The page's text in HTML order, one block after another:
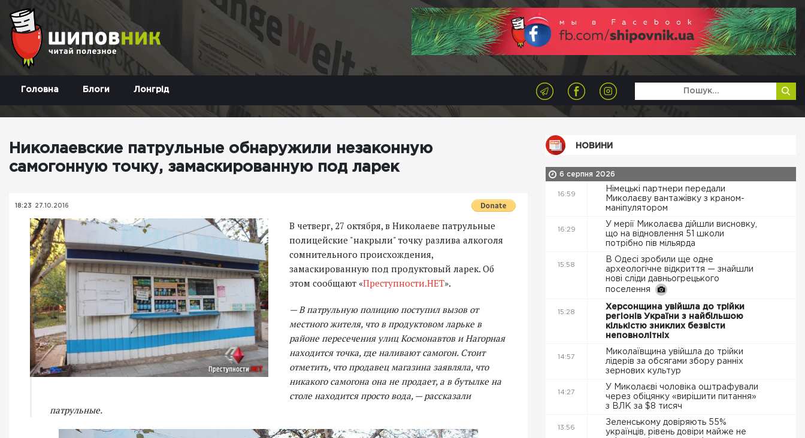
Головна Блоги Лонгрід
Николаевские патрульные обнаружили незаконную
самогонную точку, замаскированную под ларек
18:23 27.10.2016
В четверг, 27 октября, в Николаеве патрульные
полицейские "накрыли" точку разлива алкоголя
сомнительного происхождения,
замаскированную под продуктовый ларек. Об
этом сообщают «Преступности.НЕТ».
— В патрульную полицию поступил вызов от
местного жителя, что в продуктовом ларьке в
районе пересечения улиц Космонавтов и Нагорная
находится точка, где наливают самогон. Стоит
отметить, что продавец магазина заявляла, что
никакого самогона она не продает, а в бутылке на
столе находится просто вода, — рассказали
патрульные.
НОВИНИ
6 серпня 2026
16:59
Німецькі партнери передали
Миколаєву вантажівку з краном-
маніпулятором
16:29
У мерії Миколаєва дійшли висновку,
що на відновлення 51 школи
потрібно пів мільярда
15:58
В Одесі зробили ще одне
археологічне відкриття — знайшли
нові сліди давньогрецького
поселення
15:28
Херсонщина увійшла до трійки
регіонів України з найбільшою
кількістю зниклих безвісти
неповнолітніх
14:57
Миколаївщина увійшла до трійки
лідерів за обсягами збору ранніх
зернових культур
14:27
У Миколаєві чоловіка оштрафували
через обіцянку «вирішити питання»
з ВЛК за $8 тисяч
13:56
Зеленському довіряють 55%
українців, рівень довіри майже не